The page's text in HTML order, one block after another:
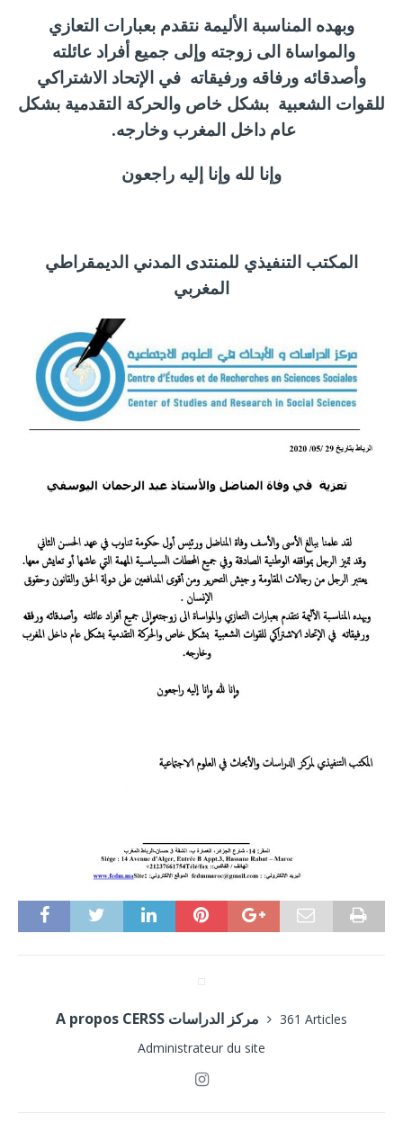
وبهده المناسبة الأليمة نتقدم بعبارات التعازي
والمواساة الى زوجته وإلى جميع أفراد عائلته
وأصدقائه ورفاقه ورفيقاته في الإتحاد الاشتراكي
للقوات الشعبية بشكل خاص والحركة التقدمية بشكل
عام داخل المغرب وخارجه.
وإنا لله وإنا إليه راجعون
المكتب التنفيذي للمنتدى المدني الديمقراطي
المغربي
361 Articles
Administrateur du site